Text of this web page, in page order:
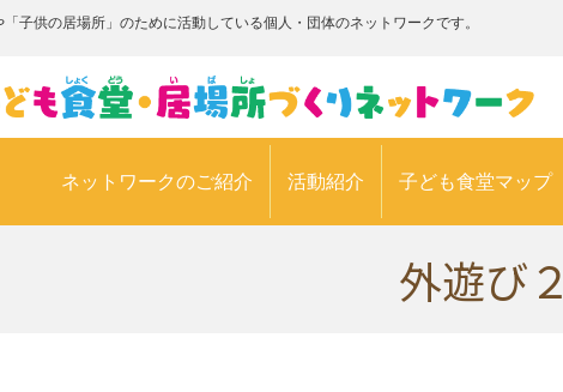
子供の居場所」のために活動している個人・団体のネットワークです。
ネットワークのご紹介 活動紹介 子ども食堂マップ
外遊び２